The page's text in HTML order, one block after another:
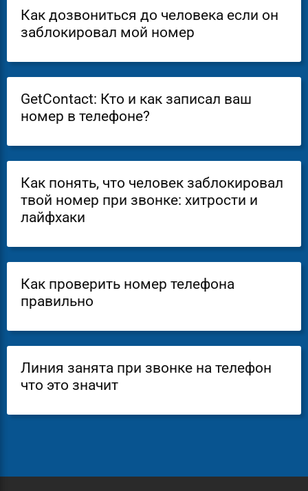
Как дозвониться до человека если он
заблокировал мой номер
GetContact: Кто и как записал ваш
номер в телефоне?
Как понять, что человек заблокировал
твой номер при звонке: хитрости и
лайфхаки
Как проверить номер телефона
правильно
Линия занята при звонке на телефон
что это значит